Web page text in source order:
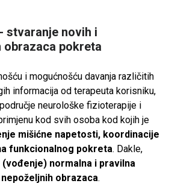
stvaranje novih i
obrazaca pokreta
i mogućnošću davanja različitih
informacija od terapeuta korisniku,
neurološke fizioterapije i
kod svih osoba kod kojih je
mišićne napetosti, koordinacije
funkcionalnog pokreta. Dakle,
normalna i pravilna
obrazaca.